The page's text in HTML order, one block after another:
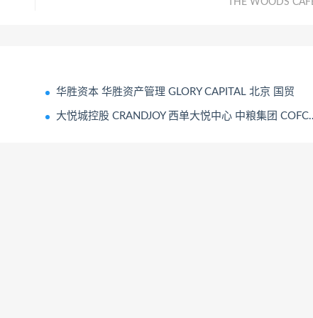
华胜资本 华胜资产管理 GLORY CAPITAL 北京 国贸
大悦城控股 CRANDJOY 西单大悦中心 中粮集团 COFCO